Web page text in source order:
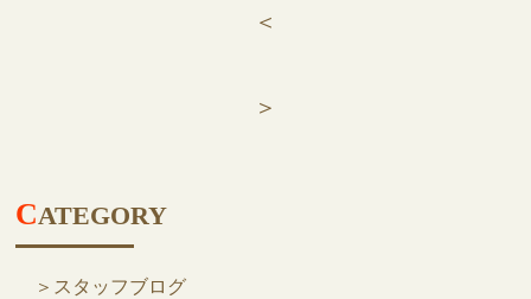
よくある質問
アクセス
＜
＞
CATEGORY
スタッフブログ